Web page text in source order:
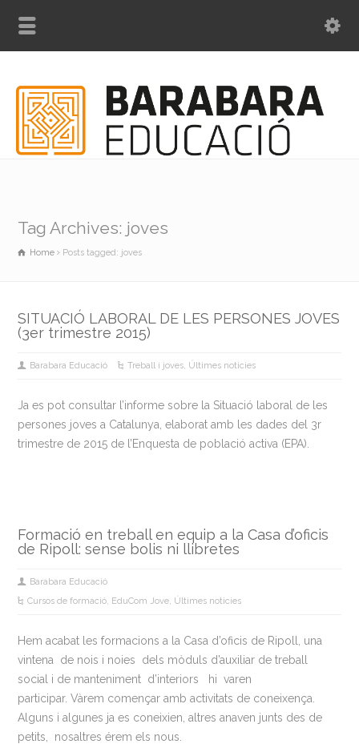
Tag Archives: joves
Home Posts tagged: joves
SITUACIÓ LABORAL DE LES PERSONES JOVES
(3er trimestre 2015)
Barabara Educació Treball i joves, Últimes noticies
Ja es pot consultar l’informe sobre la Situació laboral de les
persones joves a Catalunya, elaborat amb les dades del 3r
trimestre de 2015 de l’Enquesta de població activa (EPA).
Formació en treball en equip a la Casa d’oficis
de Ripoll: sense bolis ni llibretes
Barabara Educació
Cursos de formació, EduCom Jove, Últimes noticies
Hem acabat les formacions a la Casa d’oficis de Ripoll, una
vintena de nois i noies dels mòduls d’auxiliar de treball
social i de manteniment d’interiors hi varen
participar. Vàrem començar amb activitats de coneixença.
Alguns i algunes ja es coneixien, altres anaven junts des de
petits, nosaltres érem els nous.